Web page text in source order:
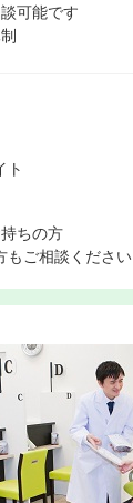
可能です
ト
ちの方
ご相談ください